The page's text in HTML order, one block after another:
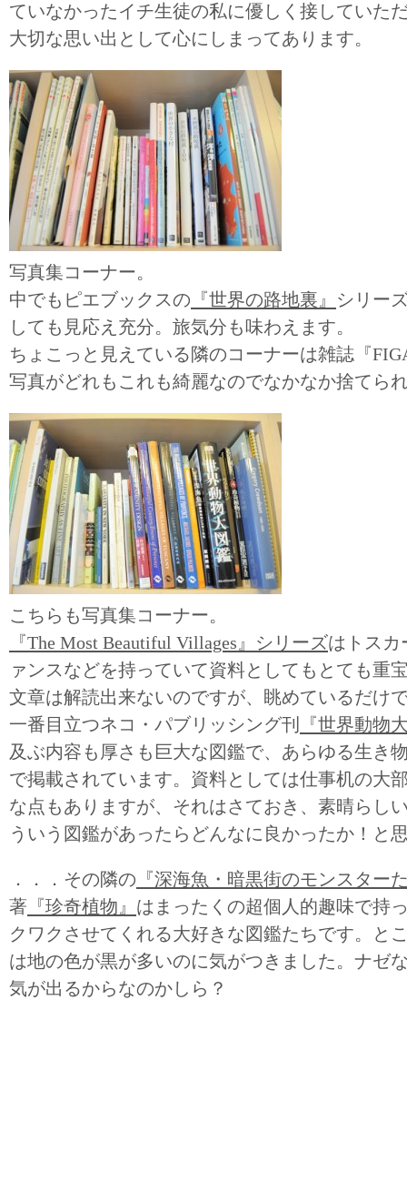
ていなかったイチ生徒の私に優しく接していた
大切な思い出として心にしまってあります。
写真集コーナー。
中でもピエブックスの 『世界の路地裏』 シリー
しても見応え充分。旅気分も味わえます。
ちょこっと見えている隣のコーナーは雑誌『
写真がどれもこれも綺麗なのでなかなか捨てら
こちらも写真集コーナー。
『The Most Beautiful Villages』シリーズはトスカ
ァンスなどを持っていて資料としてもとても重
文章は解読出来ないのですが、眺めているだけ
一番目立つネコ・パブリッシング刊
『世界動物
及ぶ内容も厚さも巨大な図鑑で、あらゆる生き
で掲載されています。資料としては仕事机の大
な点もありますが、それはさておき、素晴らし
ういう図鑑があったらどんなに良かったか！と
．．．その隣の 『深海魚・暗黒街のモンスター
著 『珍奇植物』 はまったくの超個人的趣味で持
クワクさせてくれる大好きな図鑑たちです。と
は地の色が黒が多いのに気がつきました。ナゼ
気が出るからなのかしら？